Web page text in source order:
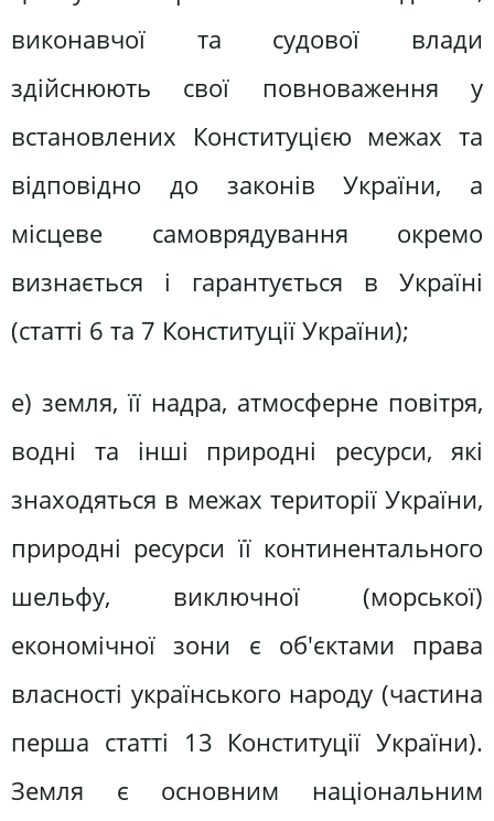
виконавчої та судової влади
здійснюють свої повноваження у
встановлених Конституцією межах та
відповідно до законів України, а
місцеве самоврядування окремо
визнається і гарантується в Україні
(статті 6 та 7 Конституції України);
е) земля, її надра, атмосферне повітря,
водні та інші природні ресурси, які
знаходяться в межах території України,
природні ресурси її континентального
шельфу, виключної (морської)
економічної зони є об'єктами права
власності українського народу (частина
перша статті 13 Конституції України).
Земля є основним національним